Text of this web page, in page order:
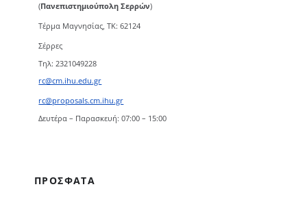
(Πανεπιστημιούπολη Σερρών)
Τέρμα Μαγνησίας, ΤΚ: 62124
Σέρρες
Τηλ: 2321049228
rc@cm.ihu.edu.gr
rc@proposals.cm.ihu.gr
Δευτέρα – Παρασκευή: 07:00 – 15:00
ΠΡΟΣΦΑΤΑ